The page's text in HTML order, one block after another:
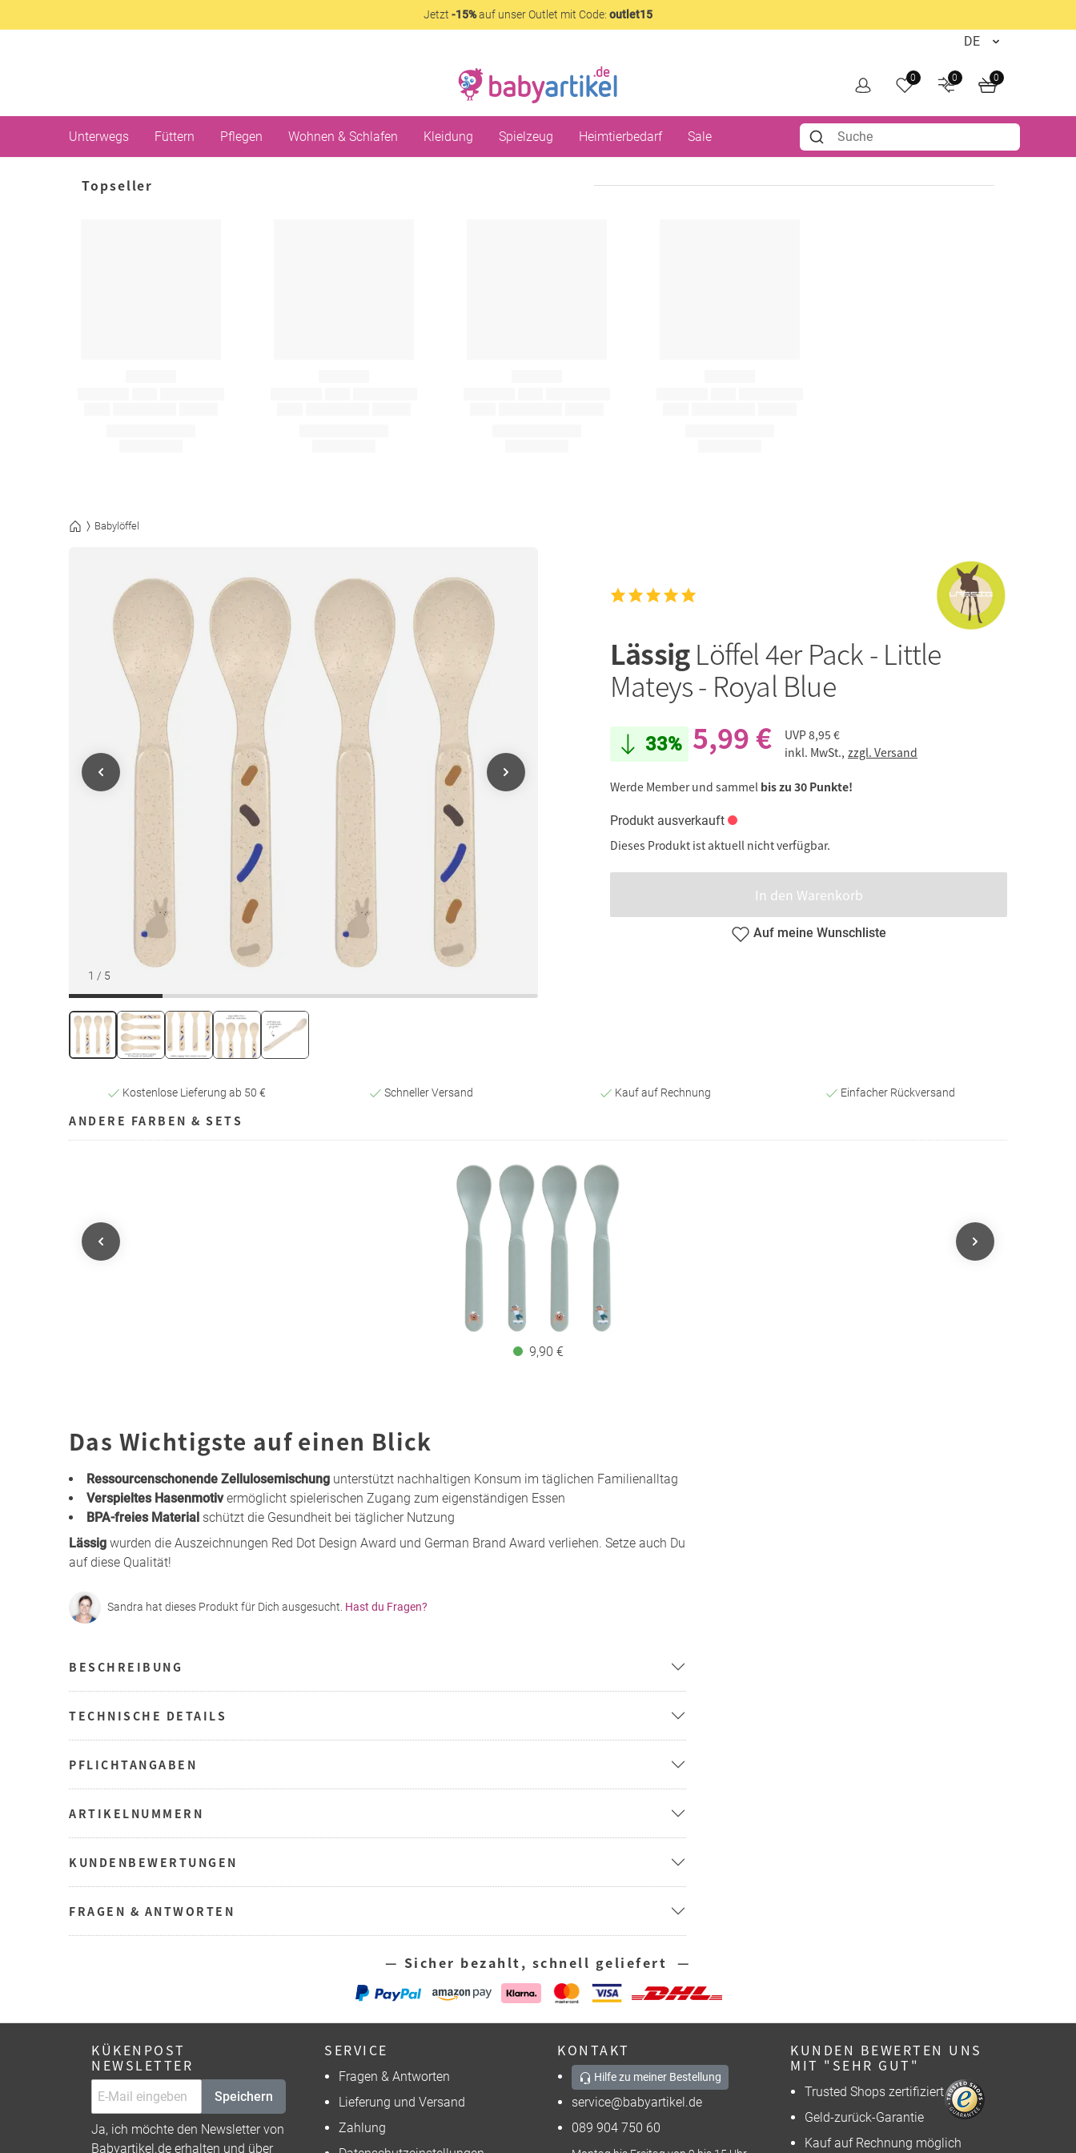
Jetzt -15%auf unser Outlet mit Code: outlet15
0 0 0
Unterwegs Füttern Pflegen Wohnen & Schlafen Kleidung Spielzeug Heimtierbedarf Sale
Topseller
Babylöffel
1 / 5
LässigLöffel 4er Pack - Little
Mateys - Royal Blue
33% 5,99 € UVP8,95 €
inkl. MwSt., zzgl. Versand
Werde Member und sammel bis zu 30 Punkte!
Produkt ausverkauft
Dieses Produkt ist aktuell nicht verfügbar.
In den Warenkorb
Auf meine Wunschliste
Kostenlose Lieferung ab 50 € Schneller Versand Kauf auf Rechnung Einfacher Rückversand
ANDERE FARBEN & SETS
9,90 €
Das Wichtigste auf einen Blick
Ressourcenschonende Zellulosemischung unterstützt nachhaltigen Konsum im täglichen Familienalltag
Verspieltes Hasenmotivermöglicht spielerischen Zugang zum eigenständigen Essen
BPA-freies Material schützt die Gesundheit bei täglicher Nutzung
Lässig wurden die Auszeichnungen Red Dot Design Award und German Brand Award verliehen. Setze auch Du
auf diese Qualität!
Sandra hat dieses Produkt für Dich ausgesucht. Hast du Fragen?
BESCHREIBUNG
TECHNISCHE DETAILS
PFLICHTANGABEN
ARTIKELNUMMERN
KUNDENBEWERTUNGEN
FRAGEN & ANTWORTEN
— Sicher bezahlt, schnell geliefert —
KÜKENPOST
NEWSLETTER
Speichern
Ja, ich möchte den Newsletter von
Babyartikel.de erhalten und über
SERVICE
Fragen & Antworten
Lieferung und Versand
Zahlung
KONTAKT
Hilfe zu meiner Bestellung
service@babyartikel.de
089 904 750 60
KUNDEN BEWERTEN UNS
MIT "SEHR GUT"
Trusted Shops zertifiziert
Geld-zurück-Garantie
Kauf auf Rechnung möglich